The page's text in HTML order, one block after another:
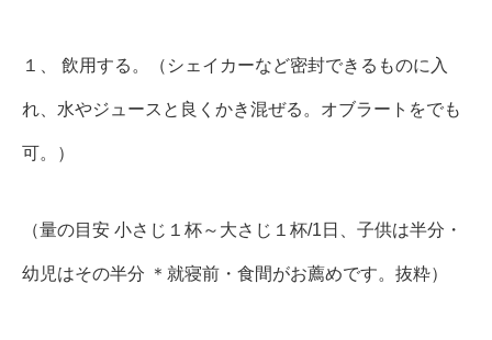
１、 飲用する。（シェイカーなど密封できるものに入
れ、水やジュースと良くかき混ぜる。オブラートをでも
可。）
（量の目安 小さじ１杯～大さじ１杯/1日、子供は半分・
幼児はその半分 ＊就寝前・食間がお薦めです。抜粋）